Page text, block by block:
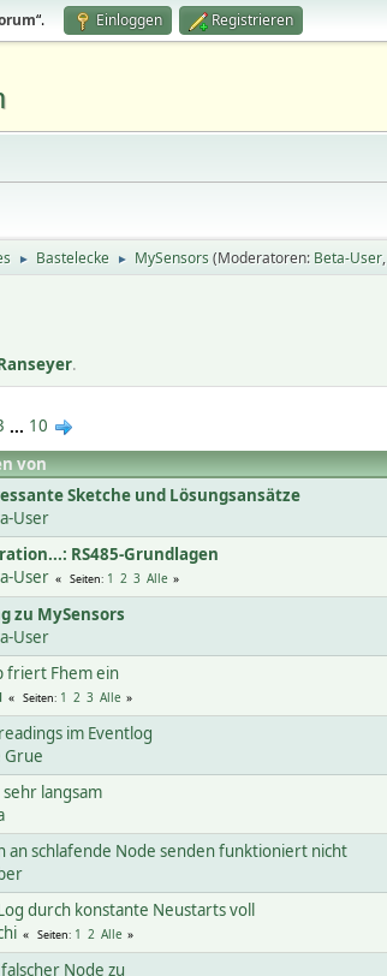
“. Einloggen Registrieren
► Bastelecke ► MySensors(Moderatoren: Beta-User,
.
... 10
von
Sketche und Lösungsansätze
User
RS485-Grundlagen
User Seiten 1 2 3 Alle
zu MySensors
User
friert Fhem ein
Seiten 1 2 3 Alle
im Eventlog
Grue
langsam
an schlafende Node senden funktioniert nicht
durch konstante Neustarts voll
Seiten 1 2 Alle
Node zu